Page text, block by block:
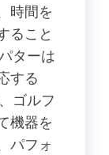
時間を
ること
ターは
する
ゴルフ
機器を
パフォ